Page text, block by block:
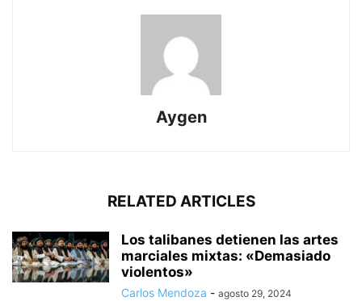
Aygen
RELATED ARTICLES
Los talibanes detienen las artes
marciales mixtas: «Demasiado
violentos»
Carlos Mendoza - agosto 29, 2024